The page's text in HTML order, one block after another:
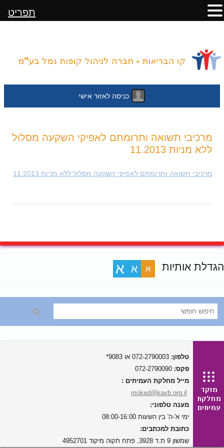
כניסה לאזור אישי
לתוכן
מרכיבי תשואה ותרומתם לאפיקי השקעה מסלול
ללא מניות 11.2013
מרכיבי תשואה ותרומתם לאפיקי השקעה מסלול ללא מניות 11.2013
הגדלת אותיות א א א
טלפון:
פקס:
מייל מחלקת העמיתים :
moked@kavb.org.il
מענה טלפוני:
ימי א'-ה' בין השעות 08:00-16:00
כתובת למכתבים:
שמשון 9 ת.ד 3928, פתח תקוה מיקוד 4952701
תפריט